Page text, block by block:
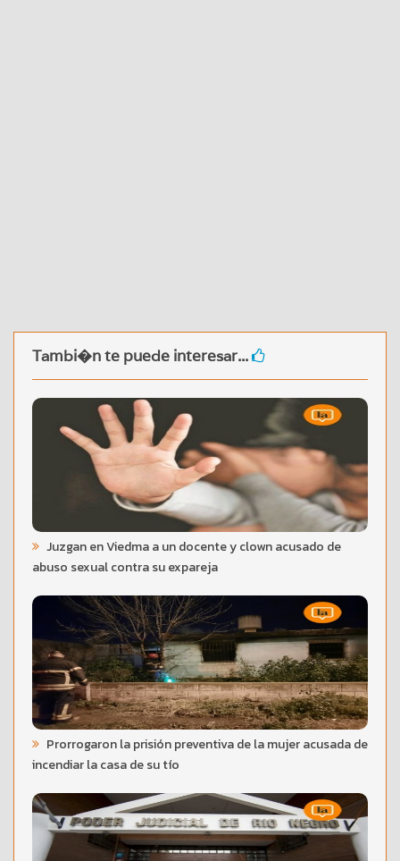
Tambi�n te puede interesar...
Juzgan en Viedma a un docente y clown acusado de
abuso sexual contra su expareja
Prorrogaron la prisión preventiva de la mujer acusada de
incendiar la casa de su tío